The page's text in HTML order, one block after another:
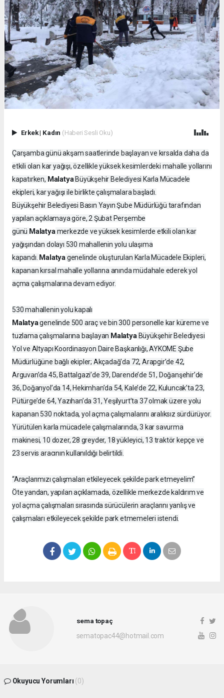
Erkek| Kadın (Haberi Sesli Oku)
Çarşamba günü akşam saatlerinde başlayan ve kırsalda daha da
etkili olan kar yağışı, özellikle yüksek kesimlerdeki mahalle yollarını
kapatırken, Malatya Büyükşehir Belediyesi Karla Mücadele
ekipleri, kar yağışı ile birlikte çalışmalara başladı.
Büyükşehir Belediyesi Basın Yayın Şube Müdürlüğü tarafından
yapılan açıklamaya göre, 2 Şubat Perşembe
günü Malatyamerkezde ve yüksek kesimlerde etkili olan kar
yağışından dolayı 530 mahallenin yolu ulaşıma
kapandı. Malatyagenelinde oluşturulan Karla Mücadele Ekipleri,
kapanan kırsal mahalle yollarına anında müdahale ederek yol
açma çalışmalarına devam ediyor.
530 mahallenin yolu kapalı
Malatyagenelinde 500 araç ve bin 300 personelle kar küreme ve
tuzlama çalışmalarına başlayan MalatyaBüyükşehir Belediyesi
Yol ve Altyapı Koordinasyon Daire Başkanlığı, AYKOME Şube
Müdürlüğüne bağlı ekipler; Akçadağ’da 72, Arapgir’de 42,
Arguvan’da 45, Battalgazi’de 39, Darende’de 51, Doğanşehir’de
36, Doğanyol’da 14, Hekimhan’da 54, Kale’de 22, Kuluncak’ta 23,
Pütürge’de 64, Yazıhan’da 31, Yeşilyurt’ta 37 olmak üzere yolu
kapanan 530 noktada, yol açma çalışmalarını aralıksız sürdürüyor.
Yürütülen karla mücadele çalışmalarında, 3 kar savurma
makinesi, 10 dozer, 28 greyder, 18 yükleyici, 13 traktör kepçe ve
23 servis aracının kullanıldığı belirtildi.
“Araçlarımızı çalışmaları etkileyecek şekilde park etmeyelim”
Öte yandan, yapılan açıklamada, özellikle merkezde kaldırım ve
yol açma çalışmaları sırasında sürücülerin araçlarını yanlış ve
çalışmaları etkileyecek şekilde park etmemeleri istendi.
sema topaç
sematopac44@hotmail.com
Okuyucu Yorumları (0)